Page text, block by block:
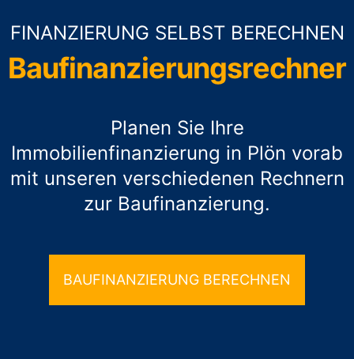
FINANZIERUNG SELBST BERECHNEN
Baufinanzierungsrechner
Planen Sie Ihre
Immobilienfinanzierung in Plön vorab
mit unseren verschiedenen Rechnern
zur Baufinanzierung.
BAUFINANZIERUNG BERECHNEN